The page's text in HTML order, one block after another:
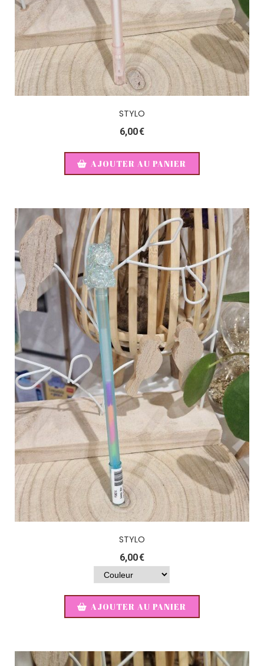
STYLO
6,00€
AJOUTER AU PANIER
STYLO
6,00€
AJOUTER AU PANIER